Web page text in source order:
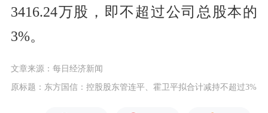
3416.24万股，即不超过公司总股本的
3%。
文章来源：每日经济新闻
原标题：东方国信：控股股东管连平、霍卫平拟合计减持不超过3%